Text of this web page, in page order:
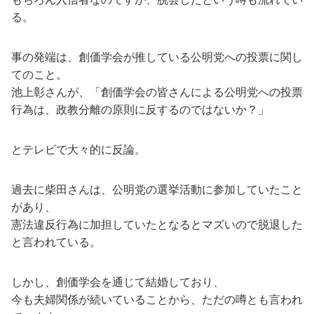
る。
事の発端は、創価学会が推している公明党への投票に関し
てのこと。
池上彰さんが、「創価学会の皆さんによる公明党への投票
行為は、政教分離の原則に反するのではないか？」
とテレビで大々的に反論。
過去に柴田さんは、公明党の選挙活動に参加していたこと
があり、
憲法違反行為に加担していたとなるとマズいので脱退した
と言われている。
しかし、創価学会を通じて結婚しており、
今も夫婦関係が続いていることから、ただの噂とも言われ